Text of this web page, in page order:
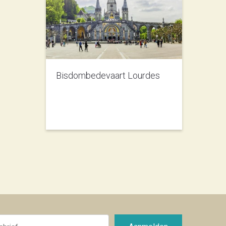
Bisdombedevaart Lourdes